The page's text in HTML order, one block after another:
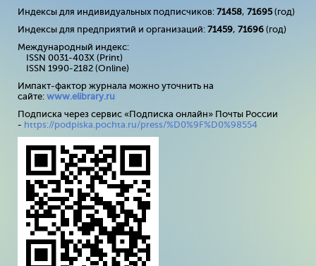
Индексы для индивидуальных подписчиков: 71458, 71695(год)
Индексы для предприятий и организаций: 71459, 71696 (год)
Международный индекс:
ISSN 0031-403X (Print)
ISSN 1990-2182 (Online)
Импакт-фактор журнала можно уточнить на
сайте: www.elibrary.ru
Подписка через сервис «Подписка онлайн» Почты России
- https://podpiska.pochta.ru/press/%D0%9F%D0%98554